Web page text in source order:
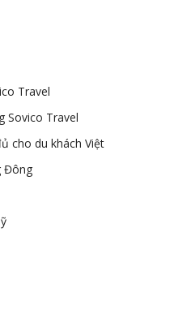
Travel
Sovico Travel
cho du khách Việt
Đông